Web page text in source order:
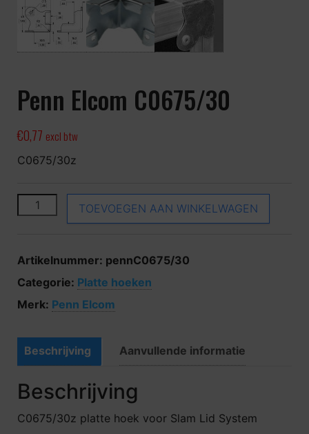
Penn Elcom C0675/30
€0,77 excl btw
C0675/30z
Penn Elcom C0675/30 aantal
TOEVOEGEN AAN WINKELWAGEN
Artikelnummer: pennC0675/30
Categorie: Platte hoeken
Merk: Penn Elcom
Beschrijving Aanvullende informatie
Beschrijving
C0675/30z platte hoek voor Slam Lid System